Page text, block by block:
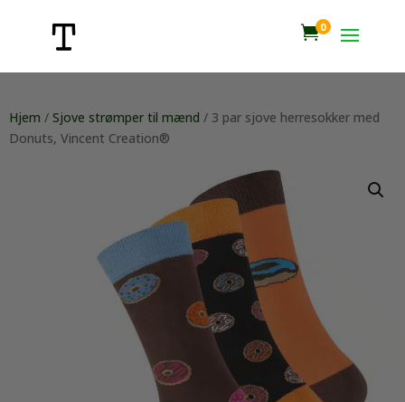
0
Hjem / Sjove strømper til mænd / 3 par sjove herresokker med
Donuts, Vincent Creation®